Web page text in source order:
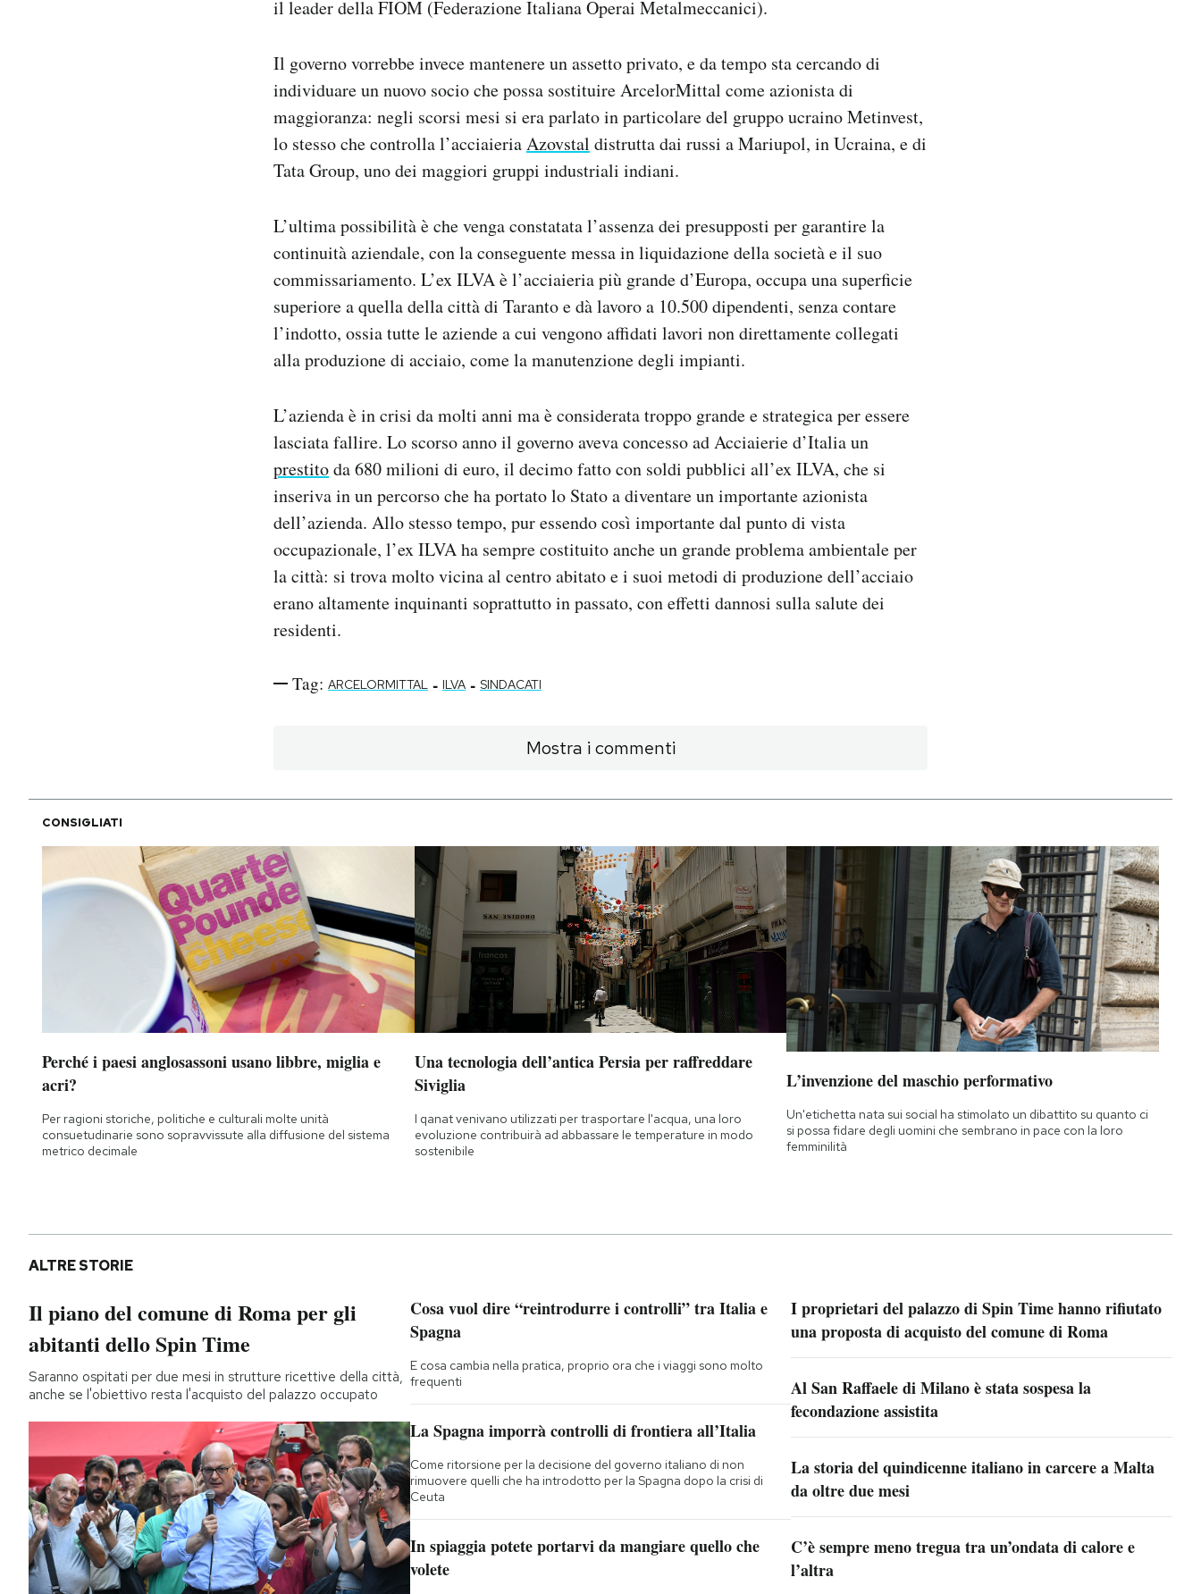
il leader della FIOM (Federazione Italiana Operai Metalmeccanici).
Il governo vorrebbe invece mantenere un assetto privato, e da tempo sta cercando di
individuare un nuovo socio che possa sostituire ArcelorMittal come azionista di
maggioranza: negli scorsi mesi si era parlato in particolare del gruppo ucraino Metinvest,
lo stesso che controlla l’acciaieriaAzovstal distrutta dai russi a Mariupol, in Ucraina, e di
Tata Group, uno dei maggiori gruppi industriali indiani.
L’ultima possibilità è che venga constatata l’assenza dei presupposti per garantire la
continuità aziendale, con la conseguente messa in liquidazione della società e il suo
commissariamento. L’ex ILVA è l’acciaieria più grande d’Europa, occupa una superficie
superiore a quella della città di Taranto e dà lavoro a 10.500 dipendenti, senza contare
l’indotto, ossia tutte le aziende a cui vengono affidati lavori non direttamente collegati
alla produzione di acciaio, come la manutenzione degli impianti.
L’azienda è in crisi da molti anni ma è considerata troppo grande e strategica per essere
lasciata fallire. Lo scorso anno il governo aveva concesso ad Acciaierie d’Italia un
prestitoda 680 milioni di euro, il decimo fatto con soldi pubblici all’ex ILVA, che si
inseriva in un percorso che ha portato lo Stato a diventare un importante azionista
dell’azienda. Allo stesso tempo, pur essendo così importante dal punto di vista
occupazionale, l’ex ILVA ha sempre costituito anche un grande problema ambientale per
la città: si trova molto vicina al centro abitato e i suoi metodi di produzione dell’acciaio
erano altamente inquinanti soprattutto in passato, con effetti dannosi sulla salute dei
residenti.
Tag: ARCELORMITTAL - ILVA - SINDACATI
Mostra i commenti
CONSIGLIATI
Perché i paesi anglosassoni usano libbre, miglia e
acri?
Per ragioni storiche, politiche e culturali molte unità
consuetudinarie sono sopravvissute alla diffusione del sistema
metrico decimale
Una tecnologia dell’antica Persia per raffreddare
Siviglia
I qanat venivano utilizzati per trasportare l'acqua, una loro
evoluzione contribuirà ad abbassare le temperature in modo
sostenibile
L’invenzione del maschio performativo
Un'etichetta nata sui social ha stimolato un dibattito su quanto ci
si possa fidare degli uomini che sembrano in pace con la loro
femminilità
ALTRE STORIE
Il piano del comune di Roma per gli
abitanti dello Spin Time
Saranno ospitati per due mesi in strutture ricettive della città,
anche se l'obiettivo resta l'acquisto del palazzo occupato
Cosa vuol dire “reintrodurre i controlli” tra Italia e
Spagna
E cosa cambia nella pratica, proprio ora che i viaggi sono molto
frequenti
La Spagna imporrà controlli di frontiera all’Italia
Come ritorsione per la decisione del governo italiano di non
rimuovere quelli che ha introdotto per la Spagna dopo la crisi di
Ceuta
In spiaggia potete portarvi da mangiare quello che
volete
I proprietari del palazzo di Spin Time hanno rifiutato
una proposta di acquisto del comune di Roma
Al San Raffaele di Milano è stata sospesa la
fecondazione assistita
La storia del quindicenne italiano in carcere a Malta
da oltre due mesi
C’è sempre meno tregua tra un’ondata di calore e
l’altra